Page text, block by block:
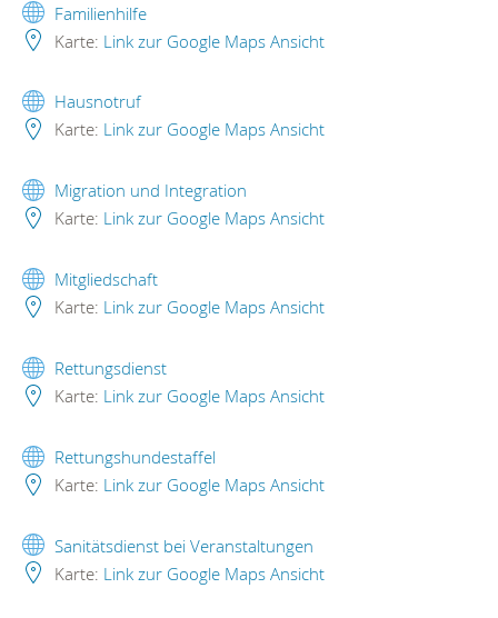
Familienhilfe
Karte: Link zur Google Maps Ansicht
Hausnotruf
Karte: Link zur Google Maps Ansicht
Migration und Integration
Karte: Link zur Google Maps Ansicht
Mitgliedschaft
Karte: Link zur Google Maps Ansicht
Rettungsdienst
Karte: Link zur Google Maps Ansicht
Rettungshundestaffel
Karte: Link zur Google Maps Ansicht
Sanitätsdienst bei Veranstaltungen
Karte: Link zur Google Maps Ansicht